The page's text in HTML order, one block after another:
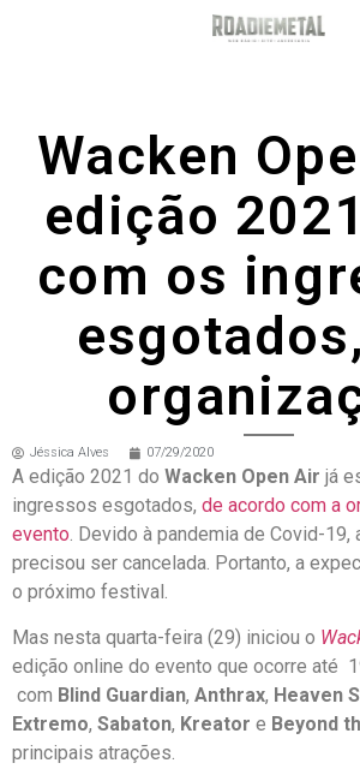
Wacken
edição
com os
Jéssica Alves 07/29/2020
A edição 2021 do Wacken Open Air já
ingressos esgotados, de acordo com a
evento. Devido à pandemia de Covid-19,
precisou ser cancelada. Portanto, a
o próximo festival.
Mas nesta quarta-feira (29) iniciou o
edição online do evento que ocorre até
com Blind Guardian, Anthrax, Heaven
Extremo, Sabaton, Kreator e Beyond
principais atrações.